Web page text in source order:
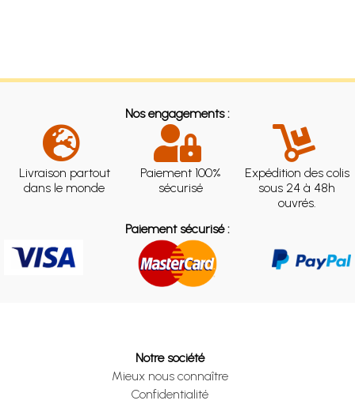
Nos engagements :
Livraison partout
dans le monde
Paiement 100%
sécurisé
Expédition des colis
sous 24 à 48h
ouvrés.
Paiement sécurisé :
Notre société
Mieux nous connaître
Confidentialité